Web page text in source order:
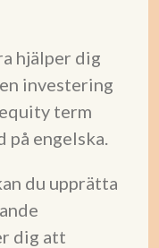
hjälper dig
investering
term
på engelska.
du upprätta
dig att